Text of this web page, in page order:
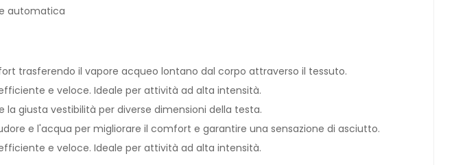
automatica
trasferendo il vapore acqueo lontano dal corpo attraverso il tessuto.
e veloce. Ideale per attività ad alta intensità.
giusta vestibilità per diverse dimensioni della testa.
e l'acqua per migliorare il comfort e garantire una sensazione di asciutto.
e veloce. Ideale per attività ad alta intensità.